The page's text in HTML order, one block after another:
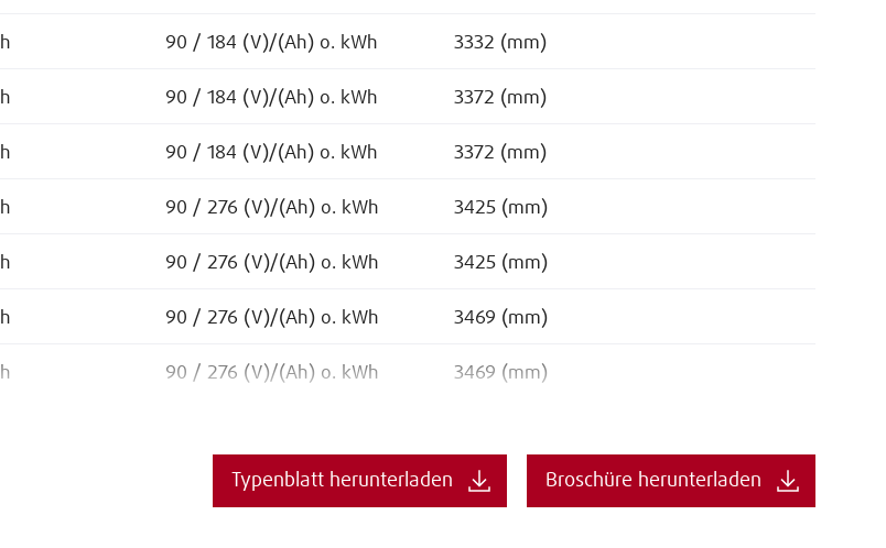
90 / 184 (V)/(Ah) o. kWh 3332 (mm)
90 / 184 (V)/(Ah) o. kWh 3372 (mm)
90 / 184 (V)/(Ah) o. kWh 3372 (mm)
90 / 276 (V)/(Ah) o. kWh 3425 (mm)
90 / 276 (V)/(Ah) o. kWh 3425 (mm)
90 / 276 (V)/(Ah) o. kWh 3469 (mm)
90 / 276 (V)/(Ah) o. kWh 3469 (mm)
Typenblatt herunterladen Broschüre herunterladen